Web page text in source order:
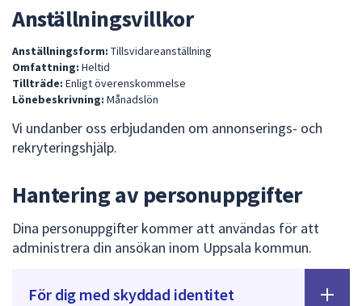
Anställningsvillkor
Anställningsform: Tillsvidareanställning
Omfattning: Heltid
Tillträde: Enligt överenskommelse
Lönebeskrivning: Månadslön
Vi undanber oss erbjudanden om annonserings- och
rekryteringshjälp.
Hantering av personuppgifter
Dina personuppgifter kommer att användas för att
administrera din ansökan inom Uppsala kommun.
För dig med skyddad identitet